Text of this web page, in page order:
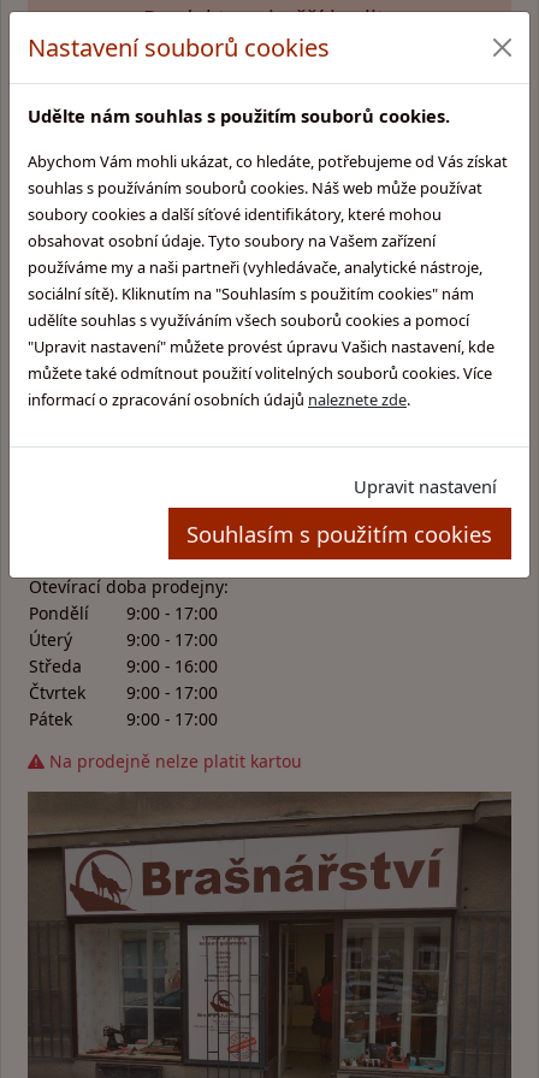
Nastavení souborů cookies
Udělte nám souhlas s použitím souborů cookies.
Abychom Vám mohli ukázat, co hledáte, potřebujeme od Vás získat
souhlas s používáním souborů cookies. Náš web může používat
soubory cookies a další síťové identifikátory, které mohou
obsahovat osobní údaje. Tyto soubory na Vašem zařízení
používáme my a naši partneři (vyhledávače, analytické nástroje,
sociální sítě). Kliknutím na "Souhlasím s použitím cookies" nám
udělíte souhlas s využíváním všech souborů cookies a pomocí
"Upravit nastavení" můžete provést úpravu Vašich nastavení, kde
můžete také odmítnout použití volitelných souborů cookies. Více
informací o zpracování osobních údajů naleznete zde.
Upravit nastavení
Souhlasím s použitím cookies
Produkty nejvyšší kvality
Vyrobeno v Česku
Vše z pravé kůže
Kontakt:
+420 603 278 227
Kovářská 1169/17, Praha 9
Otevírací doba prodejny:
Pondělí
9:00 - 17:00
Úterý
9:00 - 17:00
Středa
9:00 - 16:00
Čtvrtek
9:00 - 17:00
Pátek
9:00 - 17:00
Na prodejně nelze platit kartou